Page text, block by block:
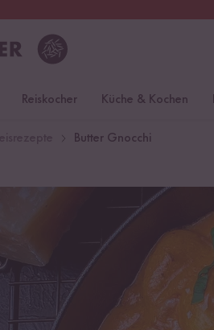
Reiskocher Küche & Kochen
Butter Gnocchi